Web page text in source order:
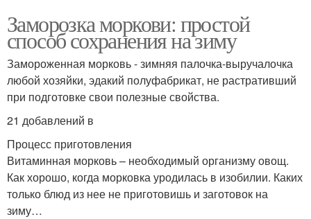
Заморозка моркови: простой
способ сохранения на зиму
Замороженная морковь - зимняя палочка-выручалочка
любой хозяйки, эдакий полуфабрикат, не растративший
при подготовке свои полезные свойства.
21 добавлений в
Процесс приготовления
Витаминная морковь – необходимый организму овощ.
Как хорошо, когда морковка уродилась в изобилии. Каких
только блюд из нее не приготовишь и заготовок на
зиму…